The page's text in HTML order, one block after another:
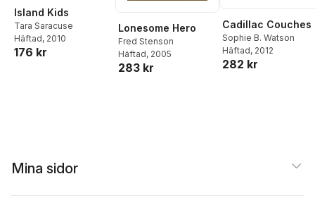
Island Kids
Tara Saracuse
Häftad, 2010
176 kr
Lonesome Hero
Fred Stenson
Häftad, 2005
283 kr
Cadillac Couches
Sophie B. Watson
Häftad, 2012
282 kr
Mina sidor